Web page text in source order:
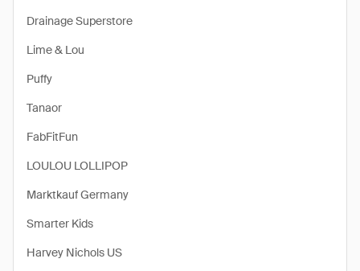
Drainage Superstore
Lime & Lou
Puffy
Tanaor
FabFitFun
LOULOU LOLLIPOP
Marktkauf Germany
Smarter Kids
Harvey Nichols US